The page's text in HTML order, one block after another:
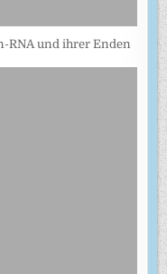
RNA und ihrer Enden